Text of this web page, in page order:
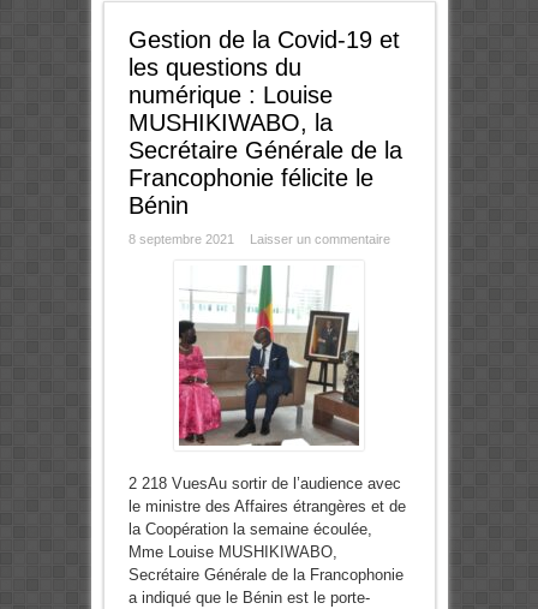
Gestion de la Covid-19 et
les questions du
numérique : Louise
MUSHIKIWABO, la
Secrétaire Générale de la
Francophonie félicite le
Bénin
8 septembre 2021 Laisser un commentaire
2 218 VuesAu sortir de l’audience avec
le ministre des Affaires étrangères et de
la Coopération la semaine écoulée,
Mme Louise MUSHIKIWABO,
Secrétaire Générale de la Francophonie
a indiqué que le Bénin est le porte-